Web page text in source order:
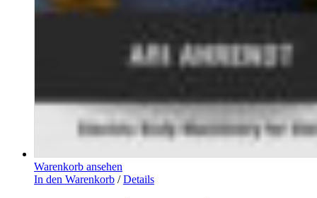
Warenkorb ansehen
In den Warenkorb / Details